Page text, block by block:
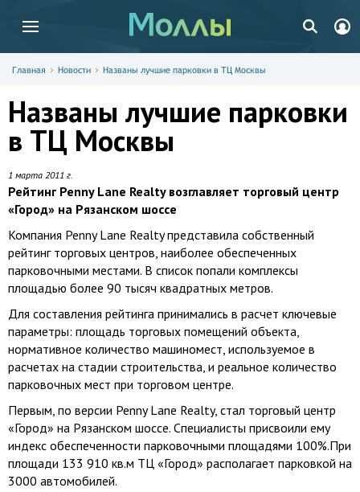
Главная Новости Названы лучшие парковки в ТЦ Москвы
Названы лучшие парковки
в ТЦ Москвы
1 марта 2011 г.
Рейтинг Penny Lane Realty возглавляет торговый центр
«Город» на Рязанском шоссе
Компания Penny Lane Realty представила собственный
рейтинг торговых центров, наиболее обеспеченных
парковочными местами. В список попали комплексы
площадью более 90 тысяч квадратных метров.
Для составления рейтинга принимались в расчет ключевые
параметры: площадь торговых помещений объекта,
нормативное количество машиномест, используемое в
расчетах на стадии строительства, и реальное количество
парковочных мест при торговом центре.
Первым, по версии Penny Lane Realty, стал торговый центр
«Город» на Рязанском шоссе. Специалисты присвоили ему
индекс обеспеченности парковочными площадями 100%.При
площади 133 910 кв.м ТЦ «Город» располагает парковкой на
3000 автомобилей.